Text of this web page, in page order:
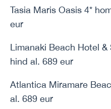
Tasia Maris Oasis 4*
eur
Limanaki Beach Hotel
hind al. 689 eur
Atlantica Miramare
al. 689 eur